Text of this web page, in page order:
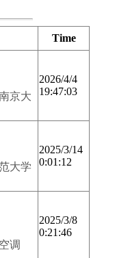
Time
京大
2026/4/4
19:47:03
大学
2025/3/14
0:01:12
调
2025/3/8
0:21:46